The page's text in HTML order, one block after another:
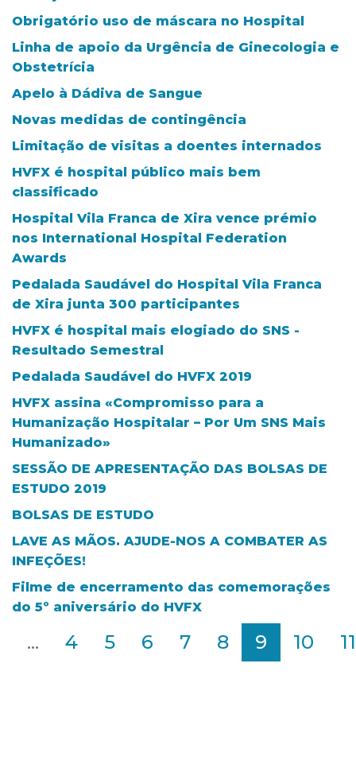
Obrigatório uso de máscara no Hospital
Linha de apoio da Urgência de Ginecologia e
Obstetrícia
Apelo à Dádiva de Sangue
Novas medidas de contingência
Limitação de visitas a doentes internados
HVFX é hospital público mais bem
classificado
Hospital Vila Franca de Xira vence prémio
nos International Hospital Federation
Awards
Pedalada Saudável do Hospital Vila Franca
de Xira junta 300 participantes
HVFX é hospital mais elogiado do SNS -
Resultado Semestral
Pedalada Saudável do HVFX 2019
HVFX assina «Compromisso para a
Humanização Hospitalar – Por Um SNS Mais
Humanizado»
SESSÃO DE APRESENTAÇÃO DAS BOLSAS DE
ESTUDO 2019
BOLSAS DE ESTUDO
LAVE AS MÃOS. AJUDE-NOS A COMBATER AS
INFEÇÕES!
Filme de encerramento das comemorações
do 5º aniversário do HVFX
... 4 5 6 7 8 9 10 11